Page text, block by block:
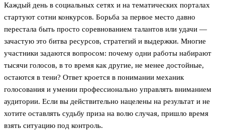
Каждый день в социальных сетях и на тематических порталах
стартуют сотни конкурсов. Борьба за первое место давно
перестала быть просто соревнованием талантов или удачи —
зачастую это битва ресурсов, стратегий и выдержки. Многие
участники задаются вопросом: почему одни работы набирают
тысячи голосов, в то время как другие, не менее достойные,
остаются в тени? Ответ кроется в понимании механик
голосования и умении профессионально управлять вниманием
аудитории. Если вы действительно нацелены на результат и не
хотите оставлять судьбу приза на волю случая, пришло время
взять ситуацию под контроль.